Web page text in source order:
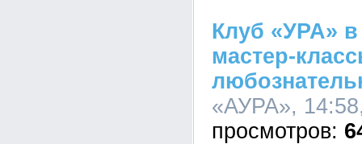
Клуб «УРА»
мастер-
«АУРА»,